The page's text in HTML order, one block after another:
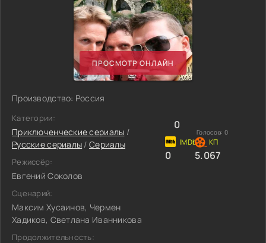
ПРОСМОТР ОНЛАЙН
Производство: Россия
Категории:
Приключенческие сериалы /
Русские сериалы /Сериалы
Режиссёр:
Евгений Соколов
Сценарий:
Максим Хусаинов, Чермен
Хадиков, Светлана Иванникова
Продолжительность:
0
Голосов: 0
0 5.067